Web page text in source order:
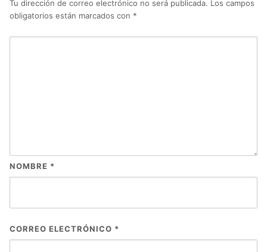
Tu dirección de correo electrónico no será publicada. Los campos
obligatorios están marcados con *
NOMBRE *
CORREO ELECTRÓNICO *